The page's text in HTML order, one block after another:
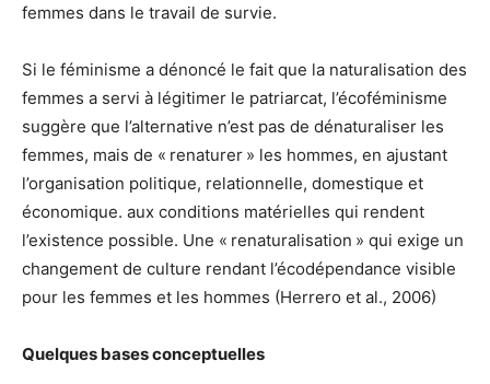
femmes dans le travail de survie.
Si le féminisme a dénoncé le fait que la naturalisation des
femmes a servi à légitimer le patriarcat, l’écoféminisme
suggère que l’alternative n’est pas de dénaturaliser les
femmes, mais de « renaturer » les hommes, en ajustant
l’organisation politique, relationnelle, domestique et
économique. aux conditions matérielles qui rendent
l’existence possible. Une « renaturalisation » qui exige un
changement de culture rendant l’écodépendance visible
pour les femmes et les hommes (Herrero et al., 2006)
Quelques bases conceptuelles